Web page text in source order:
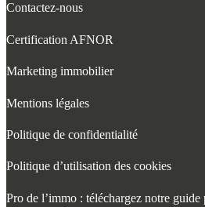
Contactez-nous
Certification AFNOR
Marketing immobilier
Mentions légales
Politique de confidentialité
Politique d’utilisation des cookies
Pro de l’immo : téléchargez notre